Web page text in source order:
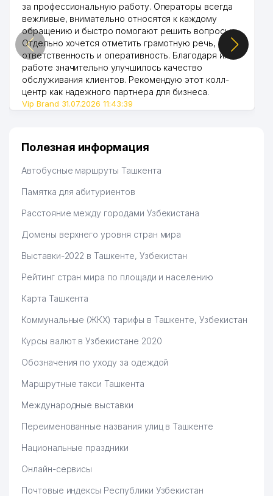
42 SAMSUN-TOSHKENT FARM ООО 908 м
43 REAL-PLASTIC ООО 962 м
44 DENTA-LIFE ЧП 986 м
за профессиональную работу. Операторы всегда
вежливые, внимательно относятся к каждому
обращению и быстро помогают решить вопросы.
Отдельно хочется отметить грамотную речь,
ответственность и оперативность. Благодаря их
работе значительно улучшилось качество
обслуживания клиентов. Рекомендую этот колл-
центр как надежного партнера для бизнеса.
Vip Brand 31.07.2026 11:43:39
Полезная информация
Автобусные маршруты Ташкента
Памятка для абитуриентов
Расстояние между городами Узбекистана
Домены верхнего уровня стран мира
Выставки-2022 в Ташкенте, Узбекистан
Рейтинг стран мира по площади и населению
Карта Ташкента
Коммунальные (ЖКХ) тарифы в Ташкенте, Узбекистан
Курсы валют в Узбекистане 2020
Обозначения по уходу за одеждой
Маршрутные такси Ташкента
Международные выставки
Переименованные названия улиц в Ташкенте
Национальные праздники
Онлайн-сервисы
Почтовые индексы Республики Узбекистан